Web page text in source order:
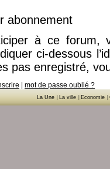
abonnement
à ce forum,
ci-dessous
pas enregistré,
mot de passe oublié ?
La Une La ville Economie